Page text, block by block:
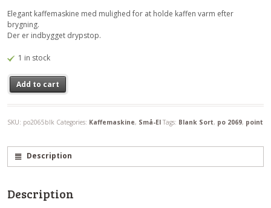
Elegant kaffemaskine med mulighed for at holde kaffen varm efter
brygning.
Der er indbygget drypstop.
1 in stock
Add to cart
SKU: po2065blk Categories: Kaffemaskine, Små-El Tags: Blank Sort, po 2069, point
Description
Description